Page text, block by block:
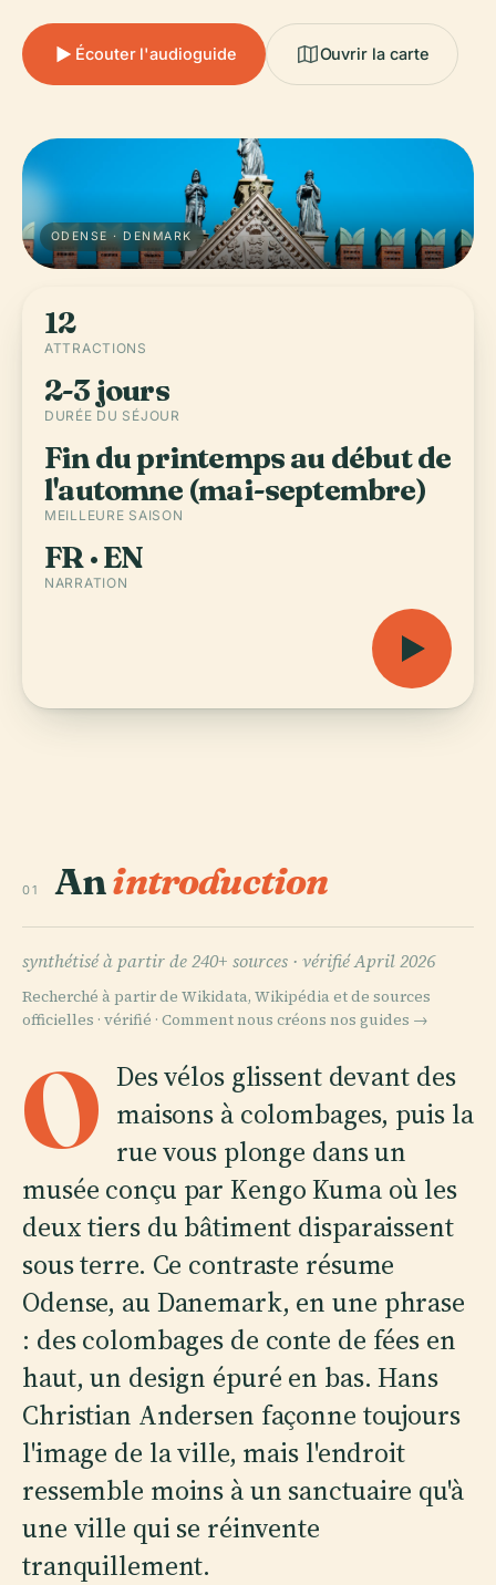
Écouter l'audioguide Ouvrir la carte
ODENSE · DENMARK
12
ATTRACTIONS
2-3 jours
DURÉE DU SÉJOUR
Fin du printemps au début de
l'automne (mai-septembre)
MEILLEURE SAISON
FR · EN
NARRATION
01 Anintroduction
synthétisé à partir de 240+ sources · vérifié April 2026
Recherché à partir de Wikidata, Wikipédia et de sources
officielles · vérifié · Comment nous créons nos guides →
O Des vélos glissent devant des
maisons à colombages, puis la
rue vous plonge dans un
musée conçu par Kengo Kuma où les
deux tiers du bâtiment disparaissent
sous terre. Ce contraste résume
Odense, au Danemark, en une phrase
: des colombages de conte de fées en
haut, un design épuré en bas. Hans
Christian Andersen façonne toujours
l'image de la ville, mais l'endroit
ressemble moins à un sanctuaire qu'à
une ville qui se réinvente
tranquillement.